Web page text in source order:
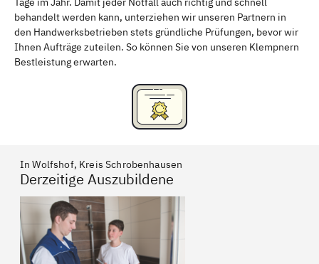
behandelt werden kann, unterziehen wir unseren Partnern in
den Handwerksbetrieben stets gründliche Prüfungen, bevor wir
Ihnen Aufträge zuteilen. So können Sie von unseren Klempnern
Bestleistung erwarten.
In Wolfshof, Kreis Schrobenhausen
Derzeitige Auszubildene